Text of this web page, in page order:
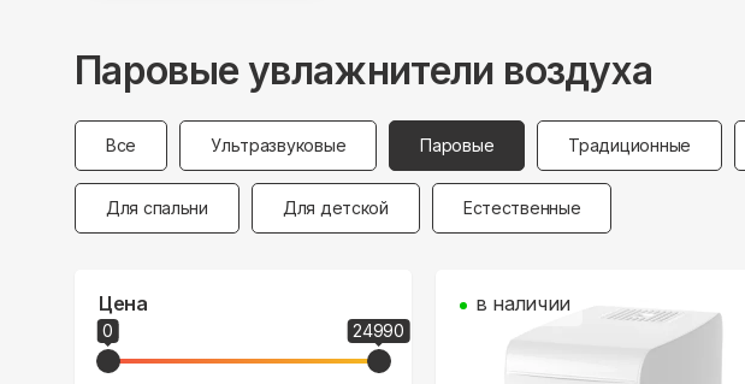
Паровые увлажнители воздуха
Все Ультразвуковые Паровые Традиционные
Для спальни Для детской Естественные
Цена
0 24990
в наличии